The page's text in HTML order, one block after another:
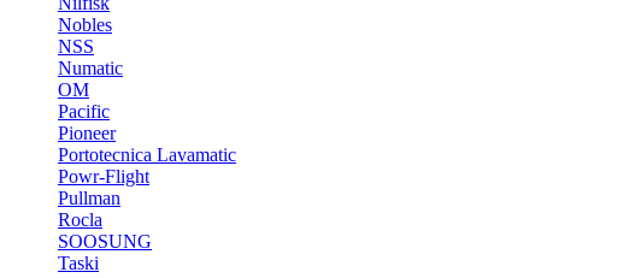
Nobles
NSS
Numatic
OM
Pacific
Pioneer
Portotecnica Lavamatic
Powr-Flight
Pullman
Rocla
SOOSUNG
Taski